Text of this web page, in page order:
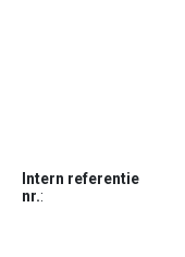
Intern referentie
nr.: